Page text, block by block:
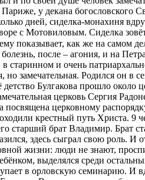
у декана богословского
дней, сиделка-монахиня
с Мотовиловым. Сиделка
показывает, как же на самом
после – агония, и на
старинном и очень
но замечательная. Родился он
детство Булгакова прошло
церковь Сергия
церковному
крестный путь Христа. 9
старший брат Владимир.
здесь сыграл свою роль.
жизни: люди не знают,
выделялся среди
в орловскую семинарию.И